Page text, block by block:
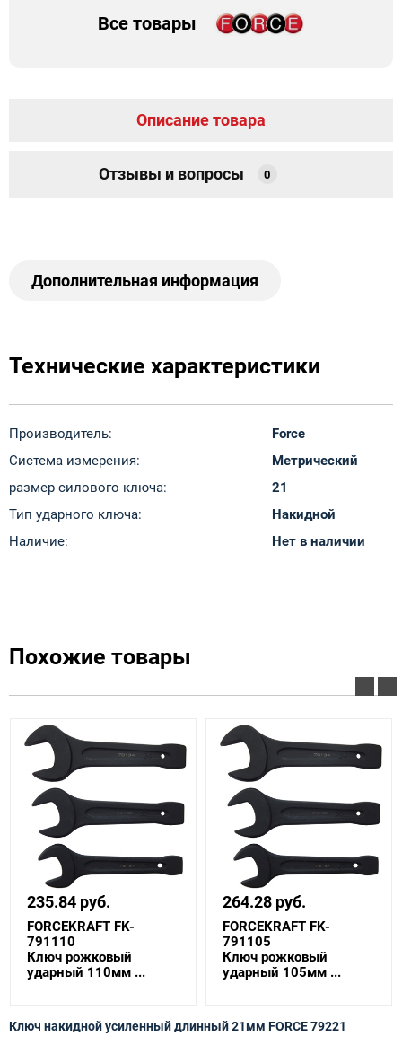
Все товары
Описание товара
Отзывы и вопросы 0
Дополнительная информация
Технические характеристики
Производитель:
Force
Система измерения:
Метрический
размер силового ключа:
21
Тип ударного ключа:
Накидной
Наличие:
Нет в наличии
Похожие товары
235.84 руб.
FORCEKRAFT FK-
791110
Ключ рожковый
ударный 110мм ...
264.28 руб.
FORCEKRAFT FK-
791105
Ключ рожковый
ударный 105мм ...
Ключ накидной усиленный длинный 21мм FORCE 79221